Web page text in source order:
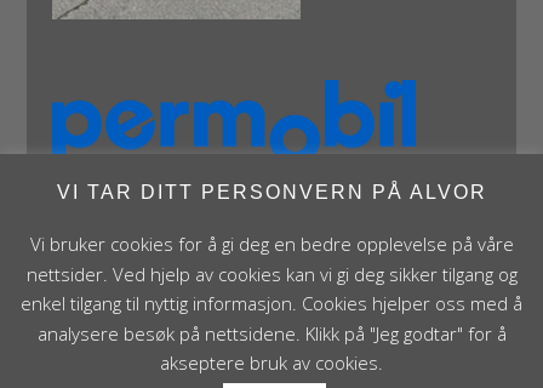
Panthera Norge AS • Røykenveien 142A • NO - 1386
Asker • Norge • post@panthera.no • Tlf: 90 24 55 55 •
VI TAR DITT PERSONVERN PÅ ALVOR
Vi bruker cookies for å gi deg en bedre opplevelse på våre
nettsider. Ved hjelp av cookies kan vi gi deg sikker tilgang og
enkel tilgang til nyttig informasjon. Cookies hjelper oss med å
analysere besøk på nettsidene. Klikk på "Jeg godtar" for å
akseptere bruk av cookies.